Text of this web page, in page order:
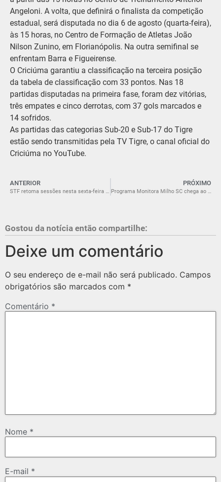
Angeloni. A volta, que definirá o finalista da competição
estadual, será disputada no dia 6 de agosto (quarta-feira),
às 15 horas, no Centro de Formação de Atletas João
Nilson Zunino, em Florianópolis. Na outra semifinal se
enfrentam Barra e Figueirense.
O Criciúma garantiu a classificação na terceira posição
da tabela de classificação com 33 pontos. Nas 18
partidas disputadas na primeira fase, foram dez vitórias,
três empates e cinco derrotas, com 37 gols marcados e
14 sofridos.
As partidas das categorias Sub-20 e Sub-17 do Tigre
estão sendo transmitidas pela TV Tigre, o canal oficial do
Criciúma no YouTube.
ANTERIOR PRÓXIMO
Gostou da notícia então compartilhe:
Deixe um comentário
O seu endereço de e-mail não será publicado. Campos
obrigatórios são marcados com *
Comentário *
Nome *
E-mail *